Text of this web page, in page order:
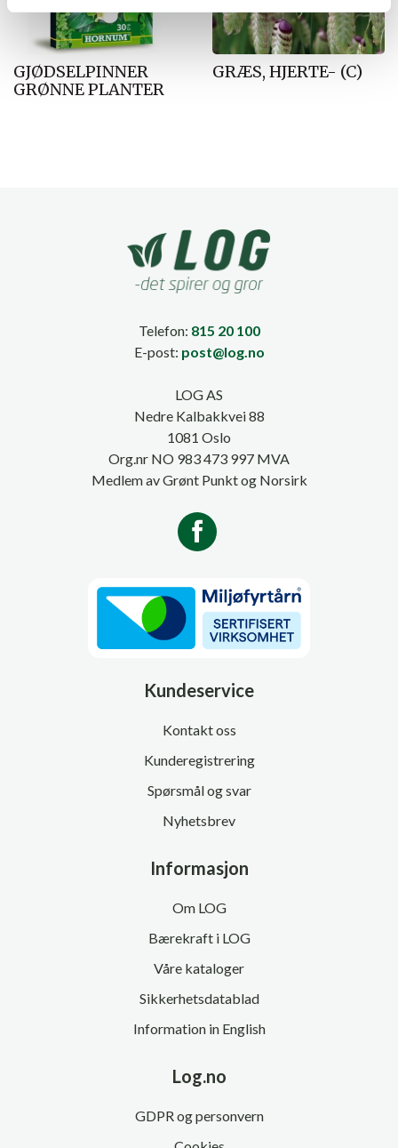
GJØDSELPINNER
GRØNNE PLANTER
GRÆS, HJERTE- (C)
Telefon: 815 20 100
E-post: post@log.no
LOG AS
Nedre Kalbakkvei 88
1081 Oslo
Org.nr NO 983 473 997 MVA
Medlem av Grønt Punkt og Norsirk
Kundeservice
Kontakt oss
Kunderegistrering
Spørsmål og svar
Nyhetsbrev
Informasjon
Om LOG
Bærekraft i LOG
Våre kataloger
Sikkerhetsdatablad
Information in English
Log.no
GDPR og personvern